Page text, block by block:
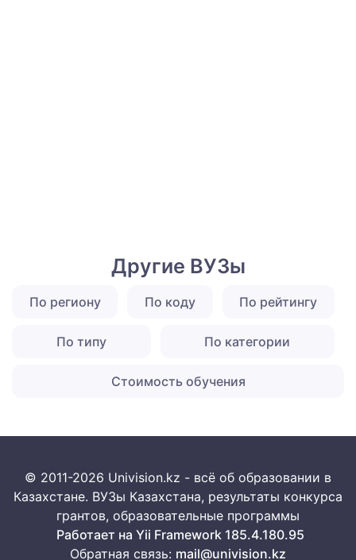
Другие ВУЗы
По региону По коду По рейтингу
По типу По категории
Стоимость обучения
© 2011-2026 Univision.kz - всё об образовании в
Казахстане. ВУЗы Казахстана, результаты конкурса
грантов, образовательные программы
Работает на Yii Framework 185.4.180.95
Обратная связь: mail@univision.kz